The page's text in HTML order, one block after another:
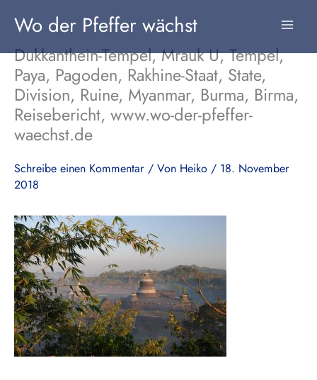
Inhalt
springen
Wo der Pfeffer wächst
Dukkanthein-Tempel, Mrauk U, Tempel,
Paya, Pagoden, Rakhine-Staat, State,
Division, Ruine, Myanmar, Burma, Birma,
Reisebericht, www.wo-der-pfeffer-
waechst.de
Schreibe einen Kommentar / Von Heiko / 18. November
2018